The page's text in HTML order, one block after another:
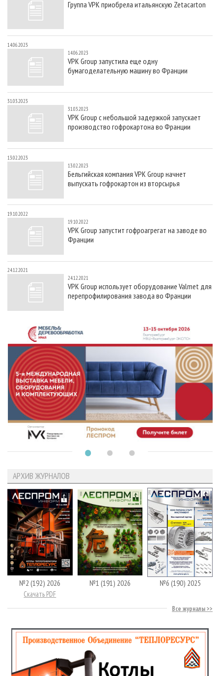
СУШКА ДРЕВЕСИНЫ
ПРОИЗВОДСТВО ДРЕВЕСНЫХ ПЛИТ
ДЕРЕВЯННОЕ ДОМОСТРОЕНИЕ
ПРОИЗВОДСТВО МЕБЕЛИ
БИОЭНЕРГЕТИКА
ЦБП
ИНСТРУМЕНТ И МАТЕРИАЛЫ
ПЕРСОНЫ
МОБИЛЬНЫЕ ВЫСТАВКИ
ПРИОРИТЕТНЫЕ ИНВЕСТПРОЕКТЫ
RUSSIAN FORESTRY REVIEW
ГАЗЕТА ЛЕСПРОМФОРУМ
БИБЛИОТЕКА СПЕЦИАЛИСТА
КОНТАКТЫ
РЕКЛАМА
Группа VPK приобрела итальянскую Zetacarton
14.06.2023
14.06.2023
VPK Group запустила еще одну
бумагоделательную машину во Франции
31.03.2023
31.03.2023
VPK Group с небольшой задержкой запускает
производство гофрокартона во Франции
13.02.2023
13.02.2023
Бельгийская компания VPK Group начнет
выпускать гофрокартон из вторсырья
19.10.2022
19.10.2022
VPK Group запустит гофроагрегат на заводе во
Франции
24.12.2021
24.12.2021
VPK Group использует оборудование Valmet для
перепрофилирования завода во Франции
АРХИВ ЖУРНАЛОВ
№2 (192) 2026
Скачать PDF
№1 (191) 2026 №6 (190) 2025
Все журналы